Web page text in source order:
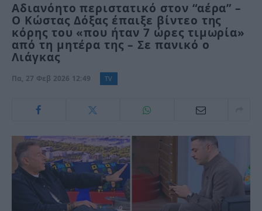
Αδιανόητο περιστατικό στον “αέρα” –
Ο Κώστας Δόξας έπαιξε βίντεο της
κόρης του «που ήταν 7 ώρες τιμωρία»
από τη μητέρα της – Σε πανικό ο
Λιάγκας
Πα, 27 Φεβ 2026 12:49 TV